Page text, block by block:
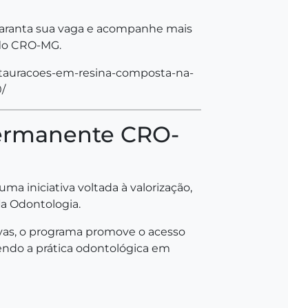
sua vaga e acompanhe mais
CRO-MG.
em-resina-composta-na-
CRO-
iniciativa voltada à valorização,
Odontologia.
o programa promove o acesso
a prática odontológica em